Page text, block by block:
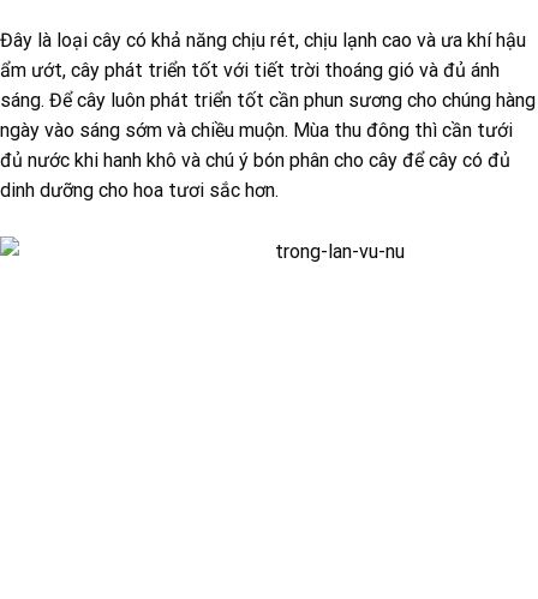
Đây là loại cây có khả năng chịu rét, chịu lạnh cao và ưa khí hậu
ẩm ướt, cây phát triển tốt với tiết trời thoáng gió và đủ ánh
sáng. Để cây luôn phát triển tốt cần phun sương cho chúng hàng
ngày vào sáng sớm và chiều muộn. Mùa thu đông thì cần tưới
đủ nước khi hanh khô và chú ý bón phân cho cây để cây có đủ
dinh dưỡng cho hoa tươi sắc hơn.